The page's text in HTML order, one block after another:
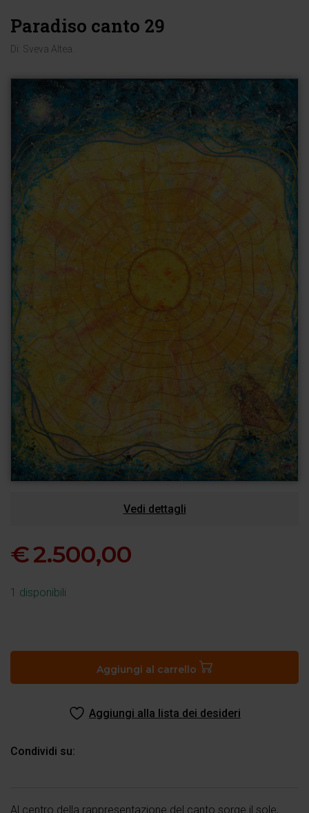
Paradiso canto 29
Di: Sveva Altea
Vedi dettagli
€2.500,00
1 disponibili
quantità
Aggiungi al carrello
Aggiungi alla lista dei desideri
Condividi su:
Al centro della rappresentazione del canto sorge il sole,